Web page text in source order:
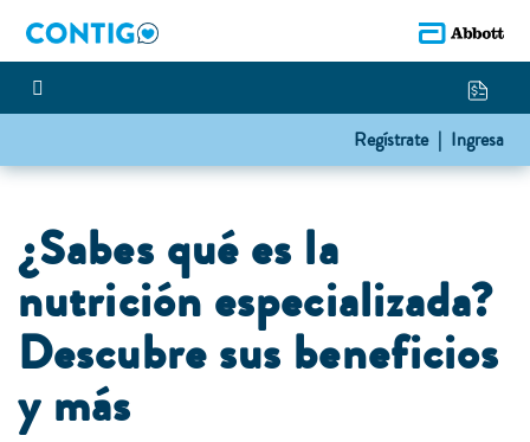
Regístrate | Ingresa
¿Sabes qué es la
nutrición especializada?
Descubre sus beneficios
y más